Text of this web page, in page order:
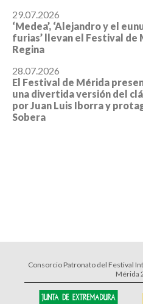
29.07.2026
‘Medea’, ‘Alejandro y el
furias’ llevan el Festival de
Regina
28.07.2026
El Festival de Mérida
una divertida versión del
por Juan Luis Iborra y
Sobera
Consorcio Patronato del Festival
Mérida